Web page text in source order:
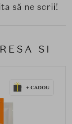
să ne scrii!
SI